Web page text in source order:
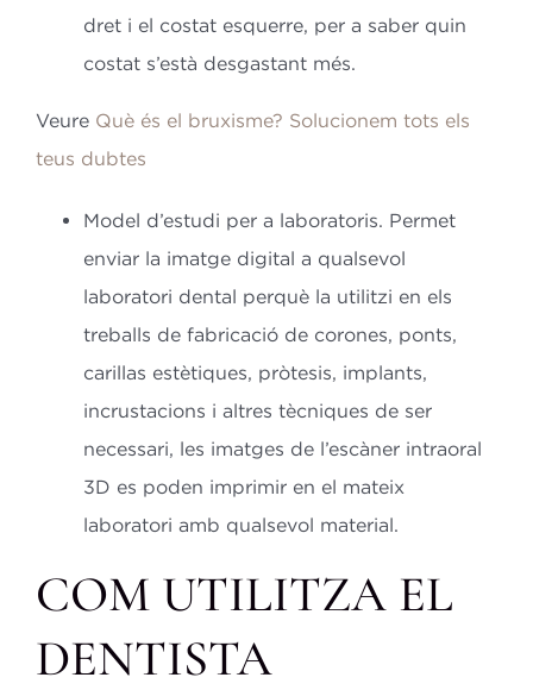
dret i el costat esquerre, per a saber quin
costat s’està desgastant més.
Veure Què és el bruxisme? Solucionem tots els
teus dubtes
Model d’estudi per a laboratoris. Permet
enviar la imatge digital a qualsevol
laboratori dental perquè la utilitzi en els
treballs de fabricació de corones, ponts,
carillas estètiques, pròtesis, implants,
incrustacions i altres tècniques de ser
necessari, les imatges de l’escàner intraoral
3D es poden imprimir en el mateix
laboratori amb qualsevol material.
COM UTILITZA EL
DENTISTA